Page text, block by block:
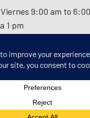
9:00 am to
1 pm
Médica. Todos los
reservados.